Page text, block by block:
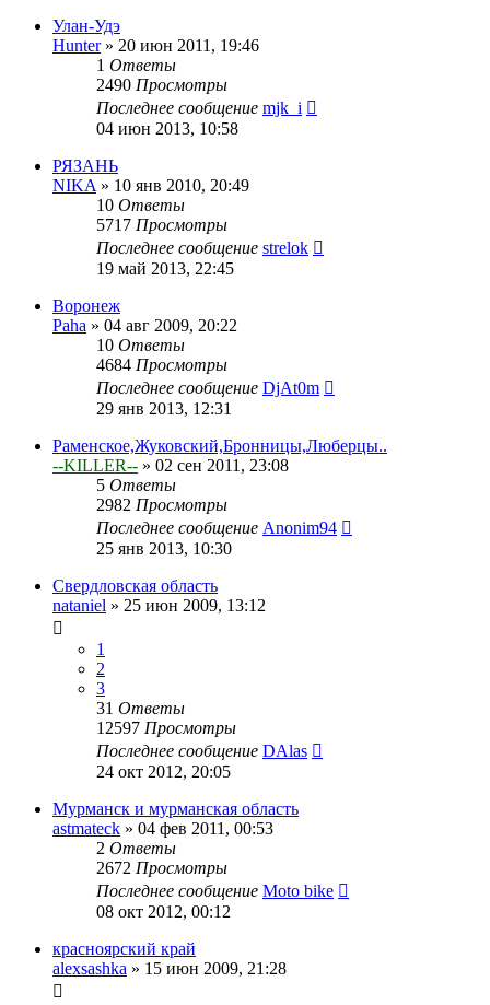
Улан-Удэ
Hunter» 20 июн 2011, 19:46
1 Ответы
2490 Просмотры
Последнее сообщение mjk_i
04 июн 2013, 10:58
РЯЗАНЬ
NIKA » 10 янв 2010, 20:49
10 Ответы
5717 Просмотры
Последнее сообщение strelok
19 май 2013, 22:45
Воронеж
Paha » 04 авг 2009, 20:22
10 Ответы
4684 Просмотры
Последнее сообщение DjAt0m
29 янв 2013, 12:31
Раменское,Жуковский,Бронницы,Люберцы..
--KILLER-- » 02 сен 2011, 23:08
5 Ответы
2982 Просмотры
Последнее сообщение Anonim94
25 янв 2013, 10:30
Свердловская область
nataniel » 25 июн 2009, 13:12
1
2
3
31 Ответы
12597 Просмотры
Последнее сообщение DAlas
24 окт 2012, 20:05
Мурманск и мурманская область
astmateck » 04 фев 2011, 00:53
2 Ответы
2672 Просмотры
Последнее сообщение Moto bike
08 окт 2012, 00:12
красноярский край
alexsashka » 15 июн 2009, 21:28